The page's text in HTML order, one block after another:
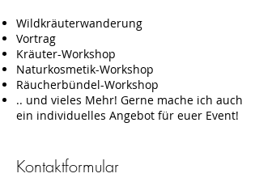
Wildkräuterwanderung
Vortrag
Kräuter-Workshop
Naturkosmetik-Workshop
Räucherbündel-Workshop
.. und vieles Mehr! Gerne mache ich auch
ein individuelles Angebot für euer Event!
Kontaktformular